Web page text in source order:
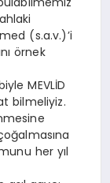
(s.a.v.)’i
örnek
MEVLİD
bilmeliyiz.
her yıl